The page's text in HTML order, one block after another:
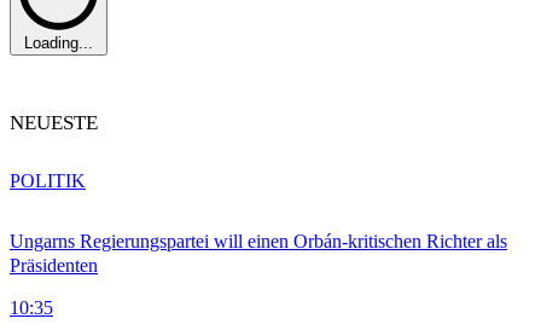
Loading...
NEUESTE
Ungarns Regierungspartei will einen Orbán-kritischen Richter als
Präsidenten
10:35
POLITIK